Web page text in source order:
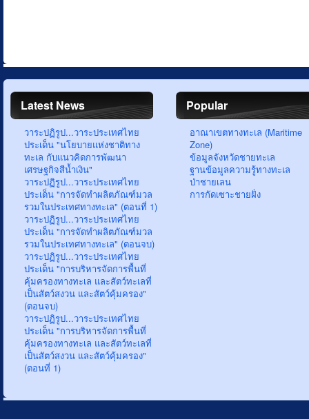
Latest News
วาระปฏิรูป...วาระประเทศไทย
ประเด็น "นโยบายแห่งชาติทาง
ทะเล กับแนวคิดการพัฒนา
เศรษฐกิจสีน้ำเงิน"
วาระปฏิรูป...วาระประเทศไทย
ประเด็น "การจัดทำผลิตภัณฑ์มวล
รวมในประเทศทางทะเล" (ตอนที่ 1)
วาระปฏิรูป...วาระประเทศไทย
ประเด็น "การจัดทำผลิตภัณฑ์มวล
รวมในประเทศทางทะเล" (ตอนจบ)
วาระปฏิรูป...วาระประเทศไทย
ประเด็น "การบริหารจัดการพื้นที่
คุ้มครองทางทะเล และสัตว์ทะเลที่
เป็นสัตว์สงวน และสัตว์คุ้มครอง"
(ตอนจบ)
วาระปฏิรูป...วาระประเทศไทย
ประเด็น "การบริหารจัดการพื้นที่
คุ้มครองทางทะเล และสัตว์ทะเลที่
เป็นสัตว์สงวน และสัตว์คุ้มครอง"
(ตอนที่ 1)
Popular
อาณาเขตทางทะเล (Maritime
Zone)
ข้อมูลจังหวัดชายทะเล
ฐานข้อมูลความรู้ทางทะเล
ป่าชายเลน
การกัดเซาะชายฝั่ง